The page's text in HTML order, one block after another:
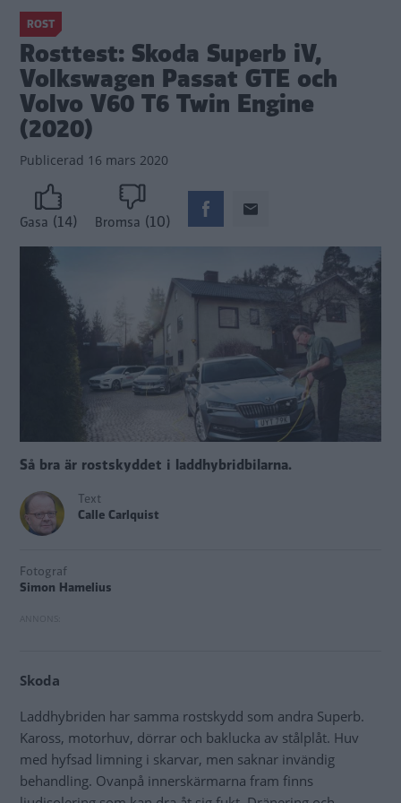
ROST
Rosttest: Skoda Superb iV,
Volkswagen Passat GTE och
Volvo V60 T6 Twin Engine
(2020)
Publicerad 16 mars 2020
Gasa (14) Bromsa (10)
Så bra är rostskyddet i laddhybridbilarna.
Text
Calle Carlquist
Fotograf
Simon Hamelius
Skoda
Laddhybriden har samma rostskydd som andra Superb.
Kaross, motorhuv, dörrar och baklucka av stålplåt. Huv
med hyfsad limning i skarvar, men saknar invändig
behandling. Ovanpå innerskärmarna fram finns